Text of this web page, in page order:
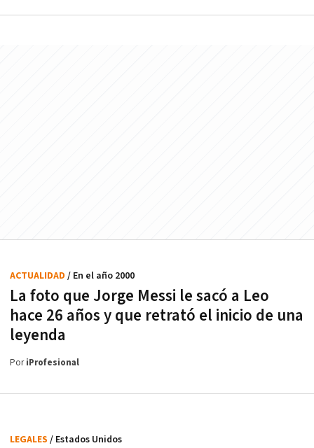
La foto que Jorge Messi le sacó a Leo
hace 26 años y que retrató el inicio de una
leyenda
ACTUALIDAD / En el año 2000
PoriProfesional
LEGALES / Estados Unidos